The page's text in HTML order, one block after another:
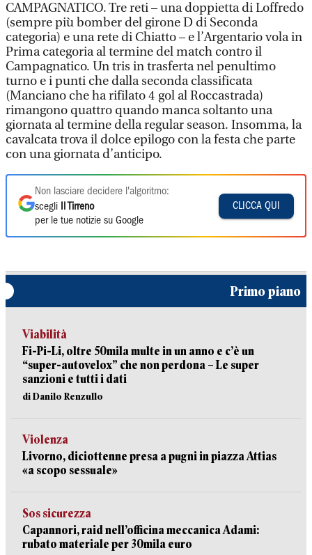
CAMPAGNATICO. Tre reti – una doppietta di Loffredo
(sempre più bomber del girone D di Seconda
categoria) e una rete di Chiatto – e l’Argentario vola in
Prima categoria al termine del match contro il
Campagnatico. Un tris in trasferta nel penultimo
turno e i punti che dalla seconda classificata
(Manciano che ha rifilato 4 gol al Roccastrada)
rimangono quattro quando manca soltanto una
giornata al termine della regular season. Insomma, la
cavalcata trova il dolce epilogo con la festa che parte
con una giornata d’anticipo.
Non lasciare decidere l'algoritmo:
scegli
Il Tirreno
per le tue notizie su Google
CLICCA QUI
Primo piano
Viabilità
Fi-Pi-Li, oltre 50mila multe in un anno e c’è un
“super-autovelox” che non perdona – Le super
sanzioni e tutti i dati
di Danilo Renzullo
Violenza
Livorno, diciottenne presa a pugni in piazza Attias
«a scopo sessuale»
Sos sicurezza
Capannori, raid nell’officina meccanica Adami:
rubato materiale per 30mila euro